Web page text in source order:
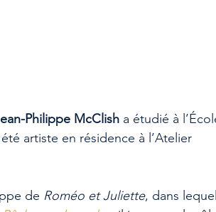
Philippe McClish a étudié à
artiste en résidence à l’Atelier
de Roméo et Juliette, dans